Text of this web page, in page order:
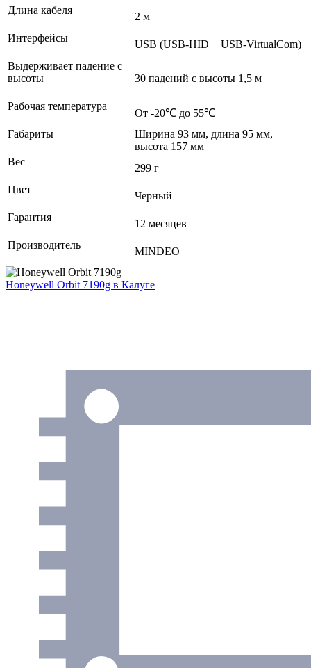
Длина кабеля
2 м
Интерфейсы
USB (USB-HID + USB-VirtualCom)
Выдерживает падение с
высоты
30 падений с высоты 1,5 м
Рабочая температура
От -20℃ до 55℃
Габариты
Ширина 93 мм, длина 95 мм,
высота 157 мм
Вес
299 г
Цвет
Черный
Гарантия
12 месяцев
Производитель
MINDEO
Honeywell Orbit 7190g в Калуге